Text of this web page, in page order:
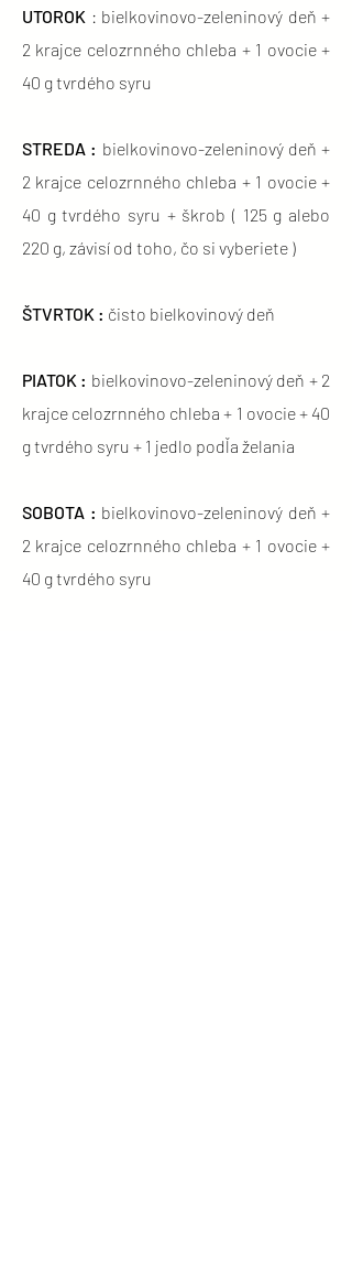
UTOROK : bielkovinovo-zeleninový deň +
2 krajce celozrnného chleba + 1 ovocie +
40 g tvrdého syru
STREDA : bielkovinovo-zeleninový deň +
2 krajce celozrnného chleba + 1 ovocie +
40 g tvrdého syru + škrob ( 125 g alebo
220 g, závisí od toho, čo si vyberiete )
ŠTVRTOK : čisto bielkovinový deň
PIATOK : bielkovinovo-zeleninový deň + 2
krajce celozrnného chleba + 1 ovocie + 40
g tvrdého syru + 1 jedlo podľa želania
SOBOTA : bielkovinovo-zeleninový deň +
2 krajce celozrnného chleba + 1 ovocie +
40 g tvrdého syru